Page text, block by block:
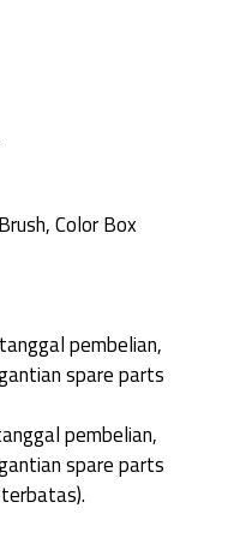
Color Box
pembelian,
spare parts
pembelian,
spare parts